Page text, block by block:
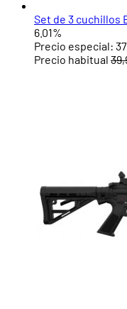
Set de 3 cuchillos
6.01%
Precio especial:
Precio habitual